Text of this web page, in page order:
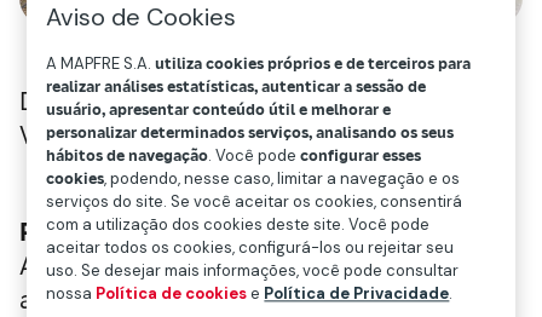
Diretor da Área de Prevenção e Segurança
Viária da Fundación Mapfre
Por que venho de bicicleta ao trabalho?
Acho que o principal motivo é porque
acredito que é uma excelente maneira de
Aviso de Cookies
A MAPFRE S.A.utiliza cookies próprios e de terceiros para
realizar análises estatísticas, autenticar a sessão de
usuário, apresentar conteúdo útil e melhorar e
personalizar determinados serviços, analisando os seus
hábitos de navegação. Você podeconfigurar esses
cookies, podendo, nesse caso, limitar a navegação e os
serviços do site. Se você aceitar os cookies, consentirá
com a utilização dos cookies deste site. Você pode
aceitar todos os cookies, configurá-los ou rejeitar seu
uso. Se desejar mais informações, você pode consultar
nossa Política de cookiese Política de Privacidade.